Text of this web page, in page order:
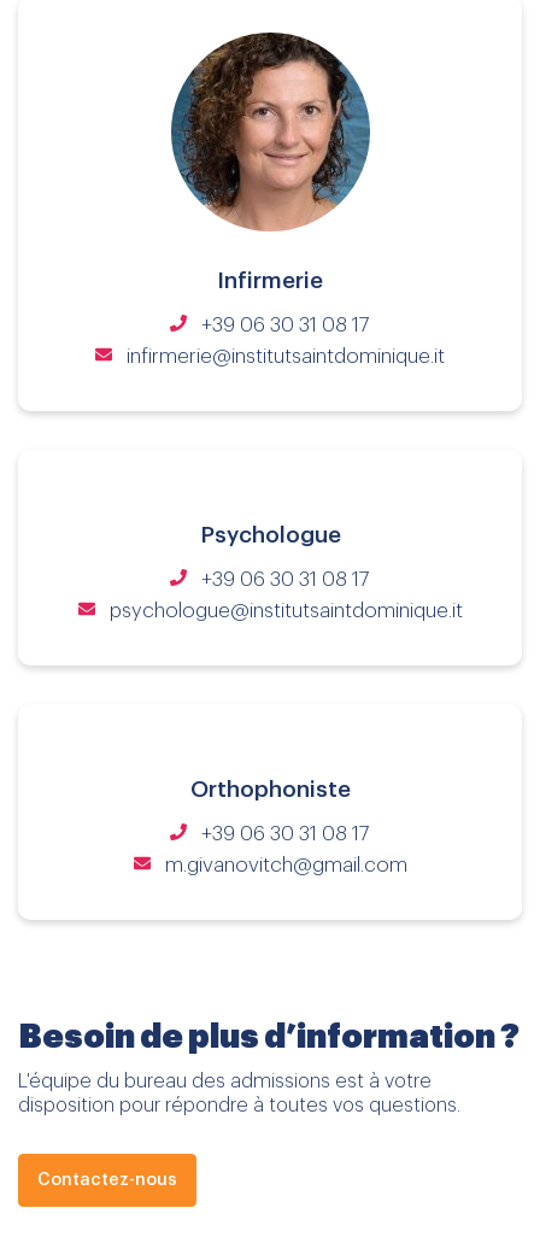
Infirmerie
+39 06 30 31 08 17
infirmerie@institutsaintdominique.it
Psychologue
+39 06 30 31 08 17
psychologue@institutsaintdominique.it
Orthophoniste
+39 06 30 31 08 17
m.givanovitch@gmail.com
Besoin de plus d’information ?
L'équipe du bureau des admissions est à votre
disposition pour répondre à toutes vos questions.
Contactez-nous